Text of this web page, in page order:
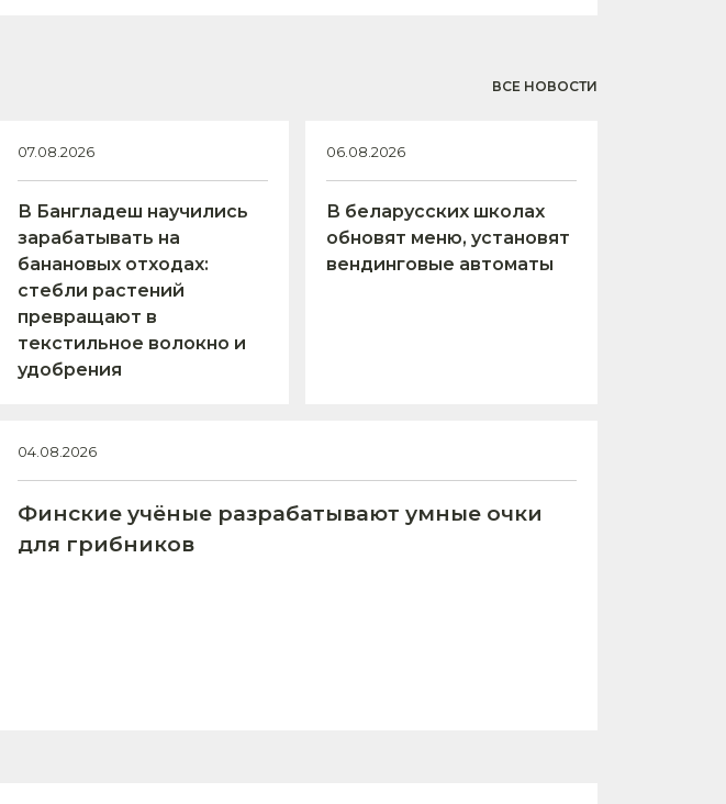
ВСЕ НОВОСТИ
07.08.2026
В Бангладеш научились
зарабатывать на
банановых отходах:
стебли растений
превращают в
текстильное волокно и
удобрения
06.08.2026
В беларусских школах
обновят меню, установят
вендинговые автоматы
04.08.2026
Финские учёные разрабатывают умные очки
для грибников